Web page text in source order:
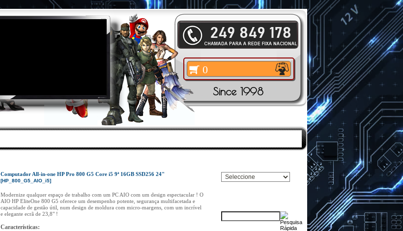
>
0
Since 1998
Computador All-in-one HP Pro 800 G5 Core i5 9ª 16GB SSD256 24"
[HP_800_G5_AIO_i5]
Modernize qualquer espaço de trabalho com um PC AIO com um design espectacular ! O
AIO HP EliteOne 800 G5 oferece um desempenho potente, segurança multifacetada e
capacidade de gestão útil, num design de moldura com micro-margens, com um incrível
e elegante ecrã de 23,8" !
Características: